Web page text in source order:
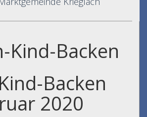
Kind-Backen
Backen
2020